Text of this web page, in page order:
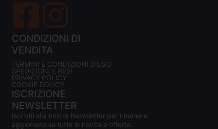
CONDIZIONI DI
VENDITA
TERMINI E CONDIZIONI D'USO
SPEDIZIONI E RESI
PRIVACY POLICY
COOKIE POLICY
ISCRIZIONE
NEWSLETTER
Iscriviti alla nostra Newsletter per rimanere
aggiornato su tutte le novità e offerte.